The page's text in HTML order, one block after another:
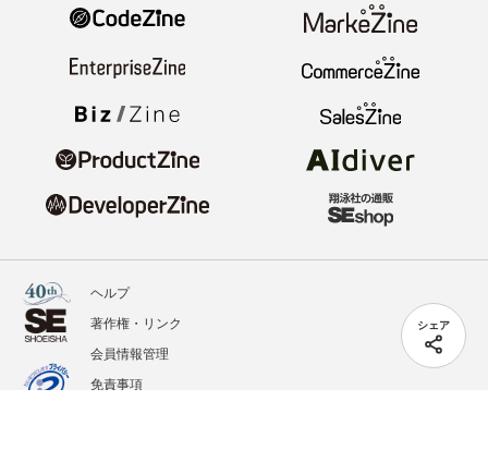
シェア
ヘルプ
著作権・リンク
会員情報管理
免責事項